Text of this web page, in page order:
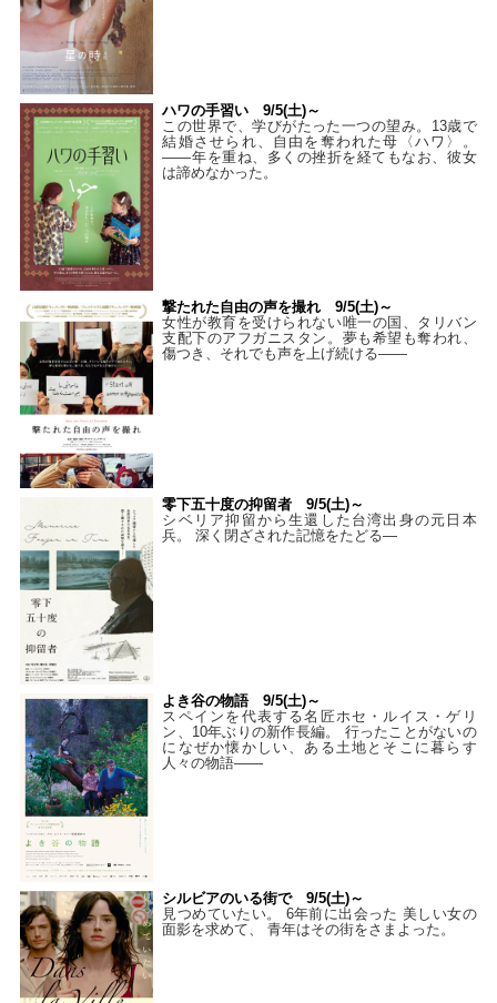
ハワの手習い 9/5(土)～
この世界で、学びがたった一つの望み。13歳で
結婚させられ、自由を奪われた母〈ハワ〉。
——年を重ね、多くの挫折を経てもなお、彼女
は諦めなかった。
撃たれた自由の声を撮れ 9/5(土)～
女性が教育を受けられない唯一の国、タリバン
支配下のアフガニスタン。夢も希望も奪われ、
傷つき、それでも声を上げ続ける——
零下五十度の抑留者 9/5(土)～
シベリア抑留から生還した台湾出身の元日本
兵。 深く閉ざされた記憶をたどる—
よき谷の物語 9/5(土)～
スペインを代表する名匠ホセ・ルイス・ゲリ
ン、10年ぶりの新作長編。 行ったことがないの
になぜか懐かしい、ある土地とそこに暮らす
人々の物語――
シルビアのいる街で 9/5(土)～
見つめていたい。 6年前に出会った 美しい女の
面影を求めて、 青年はその街をさまよった。